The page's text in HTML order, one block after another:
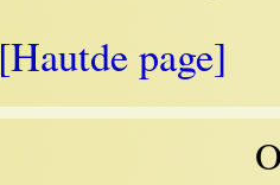
[Hautde page]